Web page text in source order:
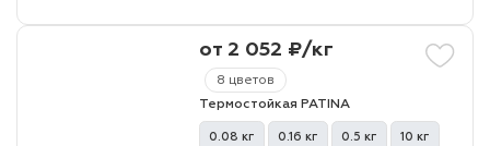
8 цветов
от 2 052 ₽/кг
Термостойкая PATINA
0.08 кг 0.16 кг 0.5 кг 10 кг